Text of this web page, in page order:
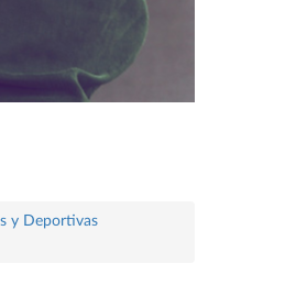
y Deportivas